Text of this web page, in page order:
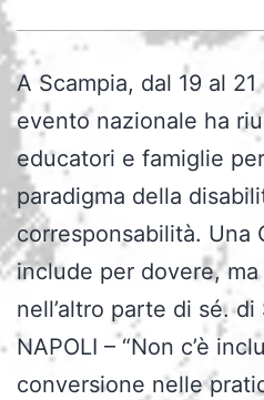
A Scampia, dal 19 al
evento nazionale ha
educatori e famiglie
paradigma della
corresponsabilità. Una
include per dovere,
nell’altro parte di sé. di
NAPOLI – “Non c’è
conversione nelle